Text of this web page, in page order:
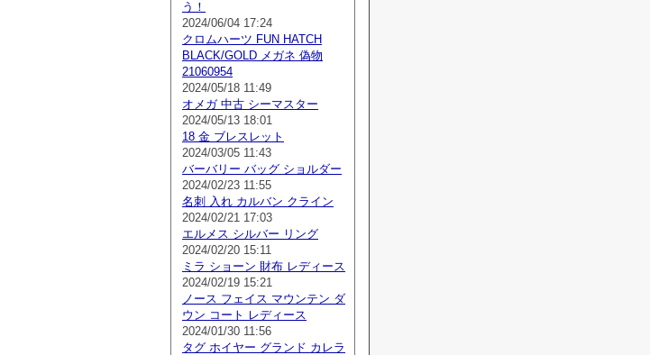
う！
2024/06/04 17:24
クロムハーツ FUN HATCH
BLACK/GOLD メガネ 偽物
21060954
2024/05/18 11:49
オメガ 中古 シーマスター
2024/05/13 18:01
18 金 ブレスレット
2024/03/05 11:43
バーバリー バッグ ショルダー
2024/02/23 11:55
名刺 入れ カルバン クライン
2024/02/21 17:03
エルメス シルバー リング
2024/02/20 15:11
ミラ ショーン 財布 レディース
2024/02/19 15:21
ノース フェイス マウンテン ダ
ウン コート レディース
2024/01/30 11:56
タグ ホイヤー グランド カレラ